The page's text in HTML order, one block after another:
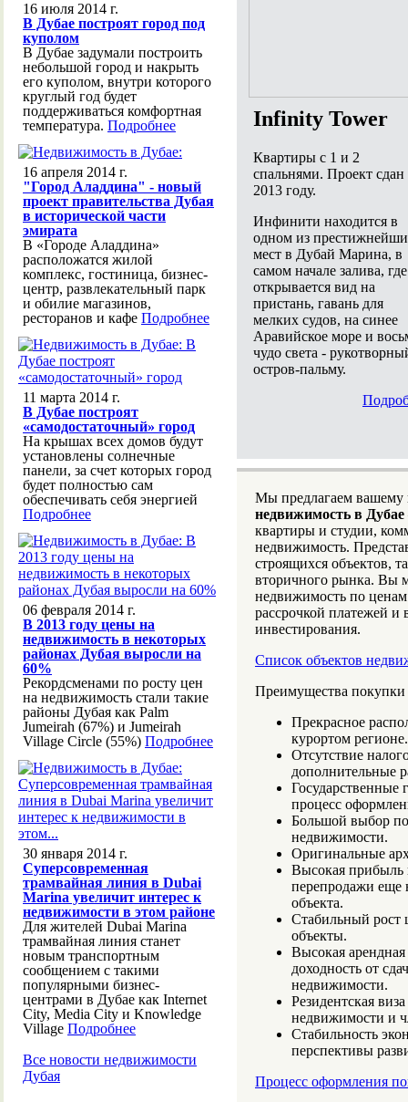
Infinity Tower
Квартиры с 1 и 2
спальнями. Проект сдан
2013 году.
Инфинити находится в
одном из
мест в Дубай Марина, в
самом начале залива, где
открывается вид на
пристань, гавань для
мелких судов, на синее
Аравийское море и
чудо света -
остров-пальму.
Мы предлагаем
недвижимость в Дубае
квартиры и студии,
недвижимость.
строящихся объектов,
вторичного рынка. Вы
недвижимость по
рассрочкой платежей
инвестирования.
Список объектов
Преимущества
Прекрасное
курортом регионе.
Отсутствие
дополнительные
Государственные
процесс
Большой выбор
недвижимости.
Оригинальные
Высокая прибыль
перепродажи еще
объекта.
Стабильный рост
объекты.
Высокая
доходность от
недвижимости.
Резидентская
недвижимости и
Стабильность
перспективы
Процесс оформления
16 июля 2014 г.
В Дубае построят город под
куполом
В Дубае задумали построить
небольшой город и накрыть
его куполом, внутри которого
круглый год будет
поддерживаться комфортная
температура. Подробнее
16 апреля 2014 г.
"Город Аладдина" - новый
проект правительства Дубая
в исторической части
эмирата
В «Городе Аладдина»
расположатся жилой
комплекс, гостиница, бизнес-
центр, развлекательный парк
и обилие магазинов,
ресторанов и кафе Подробнее
11 марта 2014 г.
В Дубае построят
«самодостаточный» город
На крышах всех домов будут
установлены солнечные
панели, за счет которых город
будет полностью сам
обеспечивать себя энергией
Подробнее
06 февраля 2014 г.
В 2013 году цены на
недвижимость в некоторых
районах Дубая выросли на
60%
Рекордсменами по росту цен
на недвижимость стали такие
районы Дубая как Palm
Jumeirah (67%) и Jumeirah
Village Circle (55%) Подробнее
30 января 2014 г.
Суперсовременная
трамвайная линия в Dubai
Marina увеличит интерес к
недвижимости в этом районе
Для жителей Dubai Marina
трамвайная линия станет
новым транспортным
сообщением с такими
популярными бизнес-
центрами в Дубае как Internet
City, Media City и Knowledge
Village Подробнее
Все новости недвижимости
Дубая